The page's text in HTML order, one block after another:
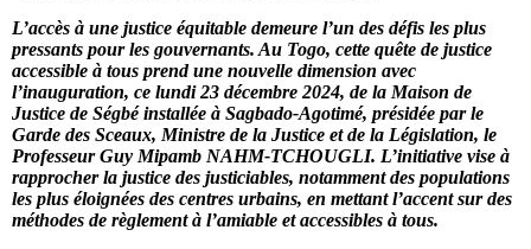
L’accès à une justice équitable demeure l’un des défis les plus
pressants pour les gouvernants. Au Togo, cette quête de justice
accessible à tous prend une nouvelle dimension avec
l’inauguration, ce lundi 23 décembre 2024, de la Maison de
Justice de Ségbé installée à Sagbado-Agotimé, présidée par le
Garde des Sceaux, Ministre de la Justice et de la Législation, le
Professeur Guy Mipamb NAHM-TCHOUGLI. L’initiative vise à
rapprocher la justice des justiciables, notamment des populations
les plus éloignées des centres urbains, en mettant l’accent sur des
méthodes de règlement à l’amiable et accessibles à tous.